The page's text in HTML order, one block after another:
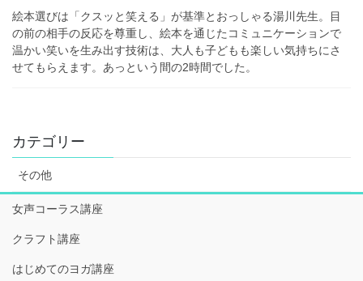
絵本選びは「クスッと笑える」が基準とおっしゃる湯川先生。目
の前の相手の反応を尊重し、絵本を通じたコミュニケーションで
温かい笑いを生み出す技術は、大人も子どもも楽しい気持ちにさ
せてもらえます。あっという間の2時間でした。
カテゴリー
その他
女声コーラス講座
クラフト講座
はじめてのヨガ講座